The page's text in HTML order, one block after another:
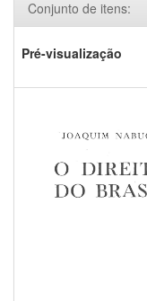
Conjunto de itens:
Pré-visualização